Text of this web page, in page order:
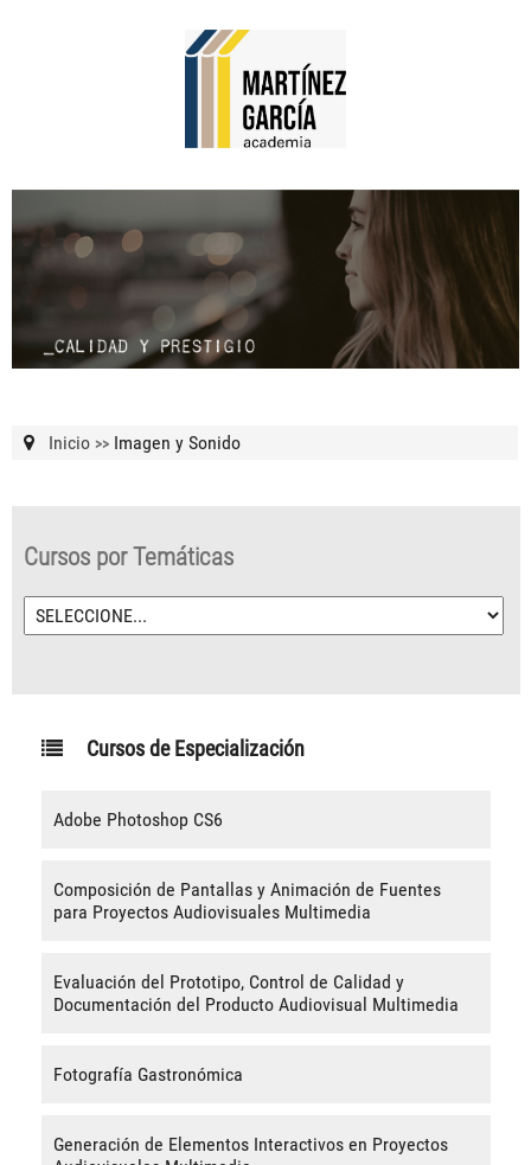
Inicio >> Imagen y Sonido
Cursos por Temáticas
Cursos de Especialización
Adobe Photoshop CS6
Composición de Pantallas y Animación de Fuentes
para Proyectos Audiovisuales Multimedia
Evaluación del Prototipo, Control de Calidad y
Documentación del Producto Audiovisual Multimedia
Fotografía Gastronómica
Generación de Elementos Interactivos en Proyectos